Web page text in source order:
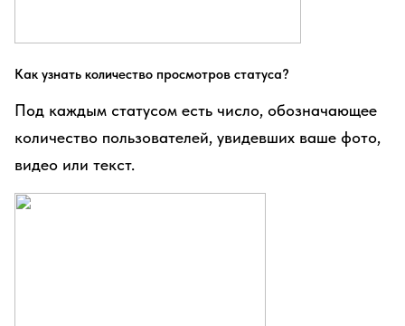
Как узнать количество просмотров статуса?
Под каждым статусом есть число, обозначающее
количество пользователей, увидевших ваше фото,
видео или текст.